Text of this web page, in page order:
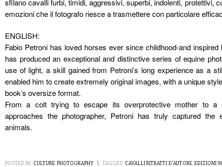
sfilano cavalli furbi, timidi, aggressivi, superbi, indolenti, protettivi,
emozioni che il fotografo riesce a trasmettere con particolare
ENGLISH:
Fabio Petroni has loved horses ever since childhood-and
has produced an exceptional and distinctive series of equine
use of light, a skill gained from Petroni’s long experience as a
enabled him to create extremely original images, with a unique
book’s oversize format.
From a colt trying to escape its overprotective mother to a
approaches the photographer, Petroni has truly captured the
animals.
POSTED IN: CULTURE,PHOTOGRAPHY \ TAGGED: CAVALLI RITRATTI D'AUTORE,EDIZIONI